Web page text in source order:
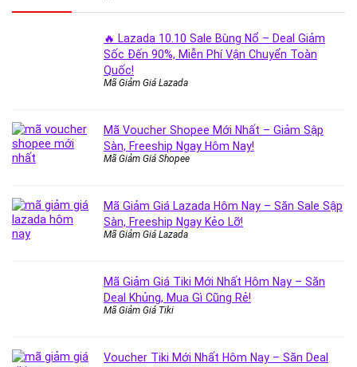
🔥 Lazada 10.10 Sale Bùng Nổ – Deal Giảm
Sốc Đến 90%, Miễn Phí Vận Chuyển Toàn
Quốc!
Mã Giảm Giá Lazada
Mã Voucher Shopee Mới Nhất – Giảm Sập
Sàn, Freeship Ngay Hôm Nay!
Mã Giảm Giá Shopee
Mã Giảm Giá Lazada Hôm Nay – Săn Sale Sập
Sàn, Freeship Ngay Kẻo Lỡ!
Mã Giảm Giá Lazada
Mã Giảm Giá Tiki Mới Nhất Hôm Nay – Săn
Deal Khủng, Mua Gì Cũng Rẻ!
Mã Giảm Giá Tiki
Voucher Tiki Mới Nhất Hôm Nay – Săn Deal